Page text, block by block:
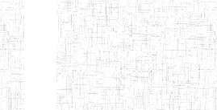
BILINGUE LES
ROSSIGNOLS
MAJORS
ENI PRIVEE
22/